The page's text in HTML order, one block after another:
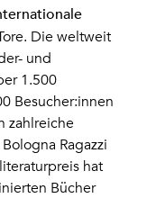
Die weltweit
und
1.500
Besucher:innen
zahlreiche
Ragazzi
hat
Bücher